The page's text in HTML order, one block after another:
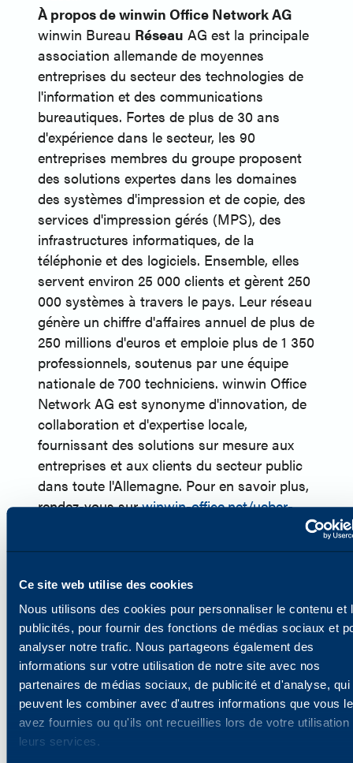
Ce site web utilise des cookies
Nous utilisons des cookies pour personnaliser le contenu et
publicités, pour fournir des fonctions de médias sociaux et
analyser notre trafic. Nous partageons également des
informations sur votre utilisation de notre site avec nos
partenaires de médias sociaux, de publicité et d'analyse, qui
peuvent les combiner avec d'autres informations que vous
avez fournies ou qu'ils ont recueillies lors de votre utilisation
leurs services.
À propos de winwin Office Network AG
winwin Bureau Réseau AG est la principale
association allemande de moyennes
entreprises du secteur des technologies de
l'information et des communications
bureautiques. Fortes de plus de 30 ans
d'expérience dans le secteur, les 90
entreprises membres du groupe proposent
des solutions expertes dans les domaines
des systèmes d'impression et de copie, des
services d'impression gérés (MPS), des
infrastructures informatiques, de la
téléphonie et des logiciels. Ensemble, elles
servent environ 25 000 clients et gèrent 250
000 systèmes à travers le pays. Leur réseau
génère un chiffre d'affaires annuel de plus de
250 millions d'euros et emploie plus de 1 350
professionnels, soutenus par une équipe
nationale de 700 techniciens. winwin Office
Network AG est synonyme d'innovation, de
collaboration et d'expertise locale,
fournissant des solutions sur mesure aux
entreprises et aux clients du secteur public
dans toute l'Allemagne. Pour en savoir plus,
rendez-vous surwinwin-office.net/ueber-
À propos de Katun
(États-Unis), Katun Corporation (Katun) est
l'un des principaux fournisseurs mondiaux
de consommables d'impression équivalents
à ceux des fabricants d'équipements
d'origine (OEM) et propose une gamme
complète de produits et services pour les
imprimantes, les copieurs et les imprimantes
multifonctions (MFP). En 2024, Katun a
lancé Arivia, sa première gamme de MFP.